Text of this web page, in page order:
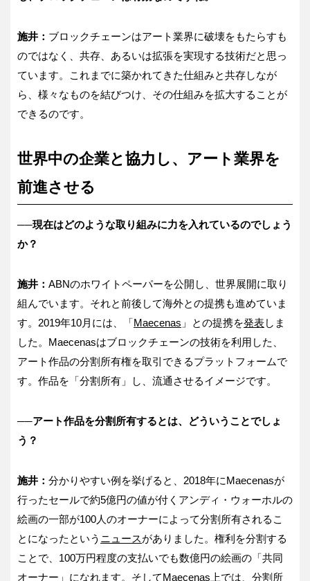
施井： ブロックチェーンはアート業界に破壊をもたらすも
のではなく、共存、あるいは拡張を実現する技術だと思っ
ています。これまでに築かれてきた仕組みと共存しなが
ら、様々なものを結びつけ、その仕組みを拡大することが
できるのです。
世界中の企業と協力し、アート業界を
前進させる
──現在はどのような取り組みに力を入れているのでしょう
か？
施井： ABNのホワイトペーパーを公開し、世界展開に取り
組んでいます。それと前後して海外との提携も進めていま
す。2019年10月には、「Maecenas 」との提携を発表しま
した。Maecenasはブロックチェーンの技術を利用した、
アート作品の分割所有権を取引できるプラットフォームで
す。作品を「分割所有」し、流通させるイメージです。
──アート作品を分割所有するとは、どういうことでしょ
う？
施井： 分かりやすい例を挙げると、2018年にMaecenasが
行ったセールで約5億円の値が付くアンディ・ウォーホルの
絵画の一部が100人のオーナーによって分割所有されるこ
とになったという ニュースがありました。権利を分割する
ことで、100万円程度の支払いでも数億円の絵画の「共同
オーナー」になれます。そしてMaecenas上では、分割所